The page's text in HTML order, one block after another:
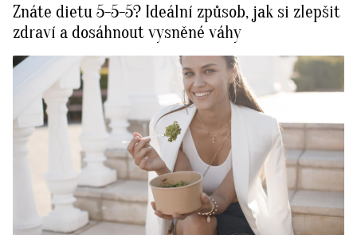
Znáte dietu 5-5-5? Ideální způsob, jak si zlepšit
zdraví a dosáhnout vysněné váhy